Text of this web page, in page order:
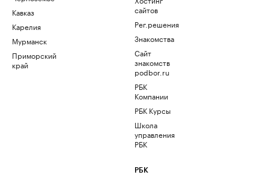
Кавказ
Карелия
Мурманск
Приморский
край
сайтов
Рег.решения
Знакомства
Сайт
знакомств
podbor.ru
РБК
Компании
РБК Курсы
Школа
управления
РБК
РБК